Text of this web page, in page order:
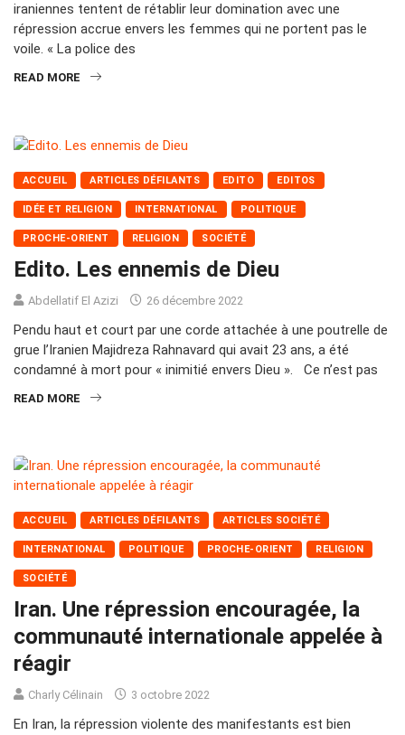
iraniennes tentent de rétablir leur domination avec une
répression accrue envers les femmes qui ne portent pas le
voile. « La police des
READ MORE
ACCUEIL ARTICLES DÉFILANTS EDITO EDITOS
IDÉE ET RELIGION INTERNATIONAL POLITIQUE
PROCHE-ORIENT RELIGION SOCIÉTÉ
Edito. Les ennemis de Dieu
Abdellatif El Azizi 26 décembre 2022
Pendu haut et court par une corde attachée à une poutrelle de
grue l’Iranien Majidreza Rahnavard qui avait 23 ans, a été
condamné à mort pour « inimitié envers Dieu ». Ce n’est pas
READ MORE
ACCUEIL ARTICLES DÉFILANTS ARTICLES SOCIÉTÉ
INTERNATIONAL POLITIQUE PROCHE-ORIENT RELIGION
SOCIÉTÉ
Iran. Une répression encouragée, la
communauté internationale appelée à
réagir
Charly Célinain 3 octobre 2022
En Iran, la répression violente des manifestants est bien